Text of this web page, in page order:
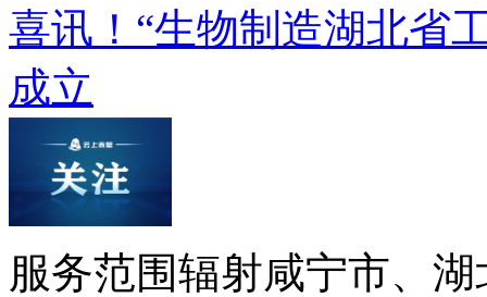
喜讯！“生物制造湖北省
成立
服务范围辐射咸宁市、